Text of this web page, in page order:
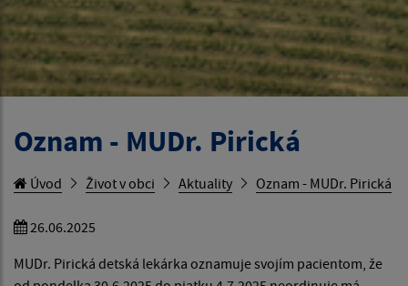
Oznam - MUDr. Pirická
Úvod Život v obci Aktuality Oznam - MUDr. Pirická
26.06.2025
MUDr. Pirická detská lekárka oznamuje svojím pacientom, že